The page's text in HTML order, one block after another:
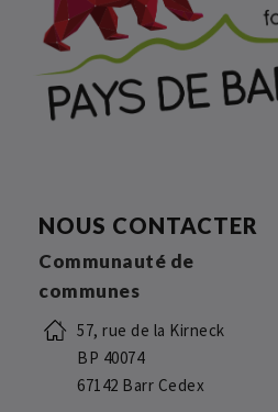
NOUS CONTACTER
Communauté de
communes
57, rue de la Kirneck
BP 40074
67142 Barr Cedex